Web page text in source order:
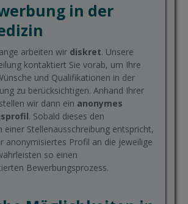
in der
arbeiten wir diskret. Unsere
kontaktiert Sie vorab, um Ihre
und Qualifikationen in der
zu berücksichtigen. Anhand Ihrer
wir dann ein anonymes
. Sobald dieses den
einer Stellenausschreibung entspricht,
anonymisiertes Profil an die jeweilige
so einen
Bewerbungsprozess.